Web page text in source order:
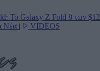
Το Galaxy Z Fold 8 των
Νέα | VIDEOS